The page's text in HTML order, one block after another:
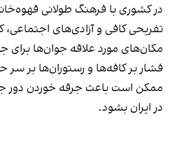
در کشوری با فرهنگ طولانی
تفریحی کافی و آزادی‌های
مکان‌های مورد علاقه جوان‌ها برای
فشار بر کافه‌ها و رستوران‌ها بر سر
ممکن است باعث جرقه خوردن دور
در ایران بشود.